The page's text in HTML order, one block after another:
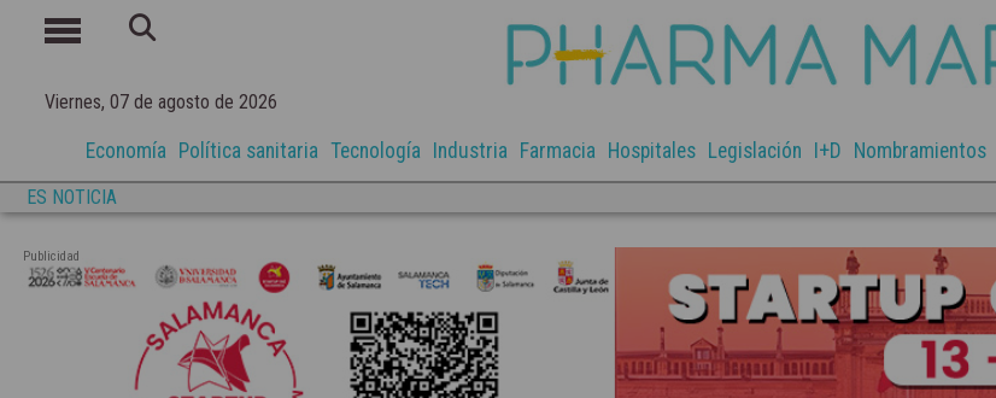
Viernes, 07 de agosto de 2026
Economía Política sanitaria Tecnología Industria Farmacia Hospitales Legislación I+D Nombramientos
ES NOTICIA
Publicidad